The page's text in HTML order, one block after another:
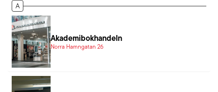
A
Akademibokhandeln
Norra Hamngatan 26